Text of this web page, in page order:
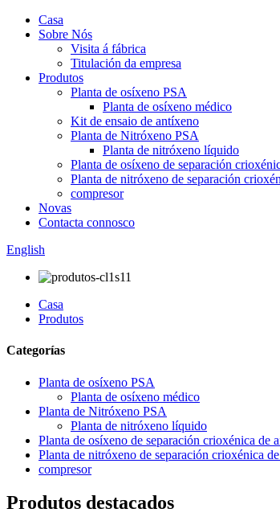
Casa
Sobre Nós
Visita á fábrica
Titulación da empresa
Produtos
Planta de osíxeno PSA
Planta de osíxeno médico
Kit de ensaio de antíxeno
Planta de Nitróxeno PSA
Planta de nitróxeno líquido
Planta de osíxeno de separación
Planta de nitróxeno de separación
compresor
Novas
Contacta connosco
English
Casa
Produtos
Categorías
Planta de osíxeno PSA
Planta de osíxeno médico
Planta de Nitróxeno PSA
Planta de nitróxeno líquido
Planta de osíxeno de separación crioxénica de
Planta de nitróxeno de separación crioxénica
compresor
Produtos destacados